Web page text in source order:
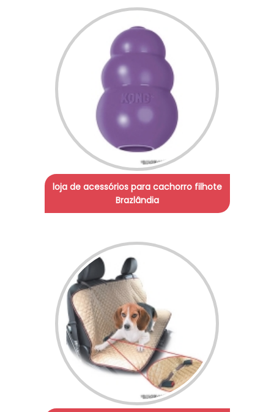
loja de acessórios para cachorro filhote
Brazlândia